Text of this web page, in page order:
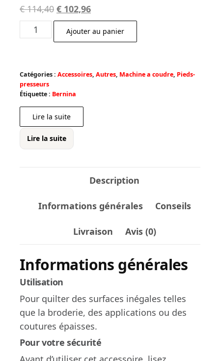
€114,40 Le
prix
initial
€ 102,96Le
prix
actuel
quantité
de
coupelle
glissante
74
Ajouter au panier
Catégories : Accessoires, Autres, Machine a coudre, Pieds-
presseurs
Étiquette : Bernina
Lire la suite
Lire la suite
Description
Informations générales Conseils
Livraison Avis (0)
Informations générales
Utilisation
Pour quilter des surfaces inégales telles
que la broderie, des applications ou des
coutures épaisses.
Pour votre sécurité